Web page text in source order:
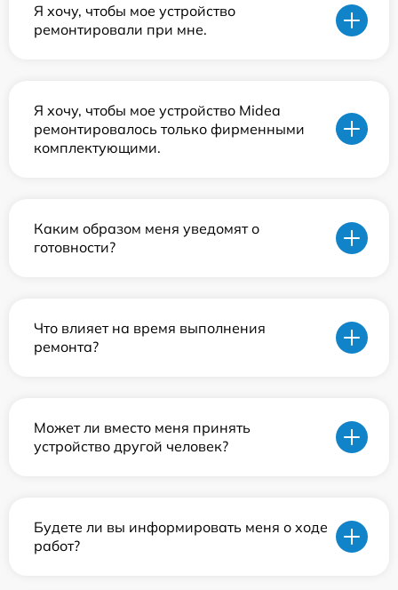
Я хочу, чтобы мое устройство
ремонтировали при мне.
Я хочу, чтобы мое устройство Midea
ремонтировалось только фирменными
комплектующими.
Каким образом меня уведомят о
готовности?
Что влияет на время выполнения
ремонта?
Может ли вместо меня принять
устройство другой человек?
Будете ли вы информировать меня о ходе
работ?